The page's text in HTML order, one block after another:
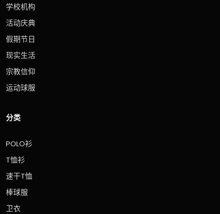
学校机构
活动庆典
假期节日
现实生活
宗教信仰
运动球服
分类
POLO衫
T恤衫
速干T恤
棒球服
卫衣